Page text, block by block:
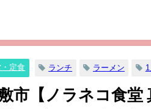
定食 ランチ ラーメン
市【ノラネコ食堂